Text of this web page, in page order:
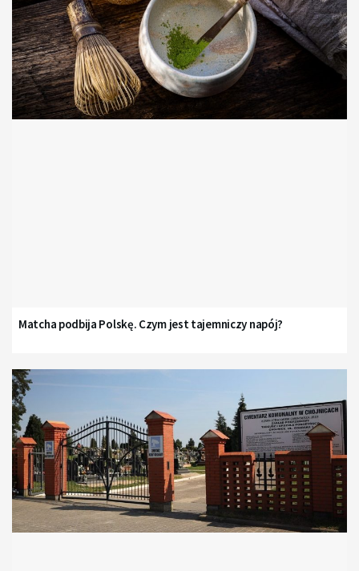
Matcha podbija Polskę. Czym jest tajemniczy napój?